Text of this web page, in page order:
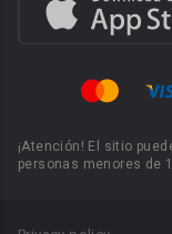
¡Atención! El sitio
personas menores de